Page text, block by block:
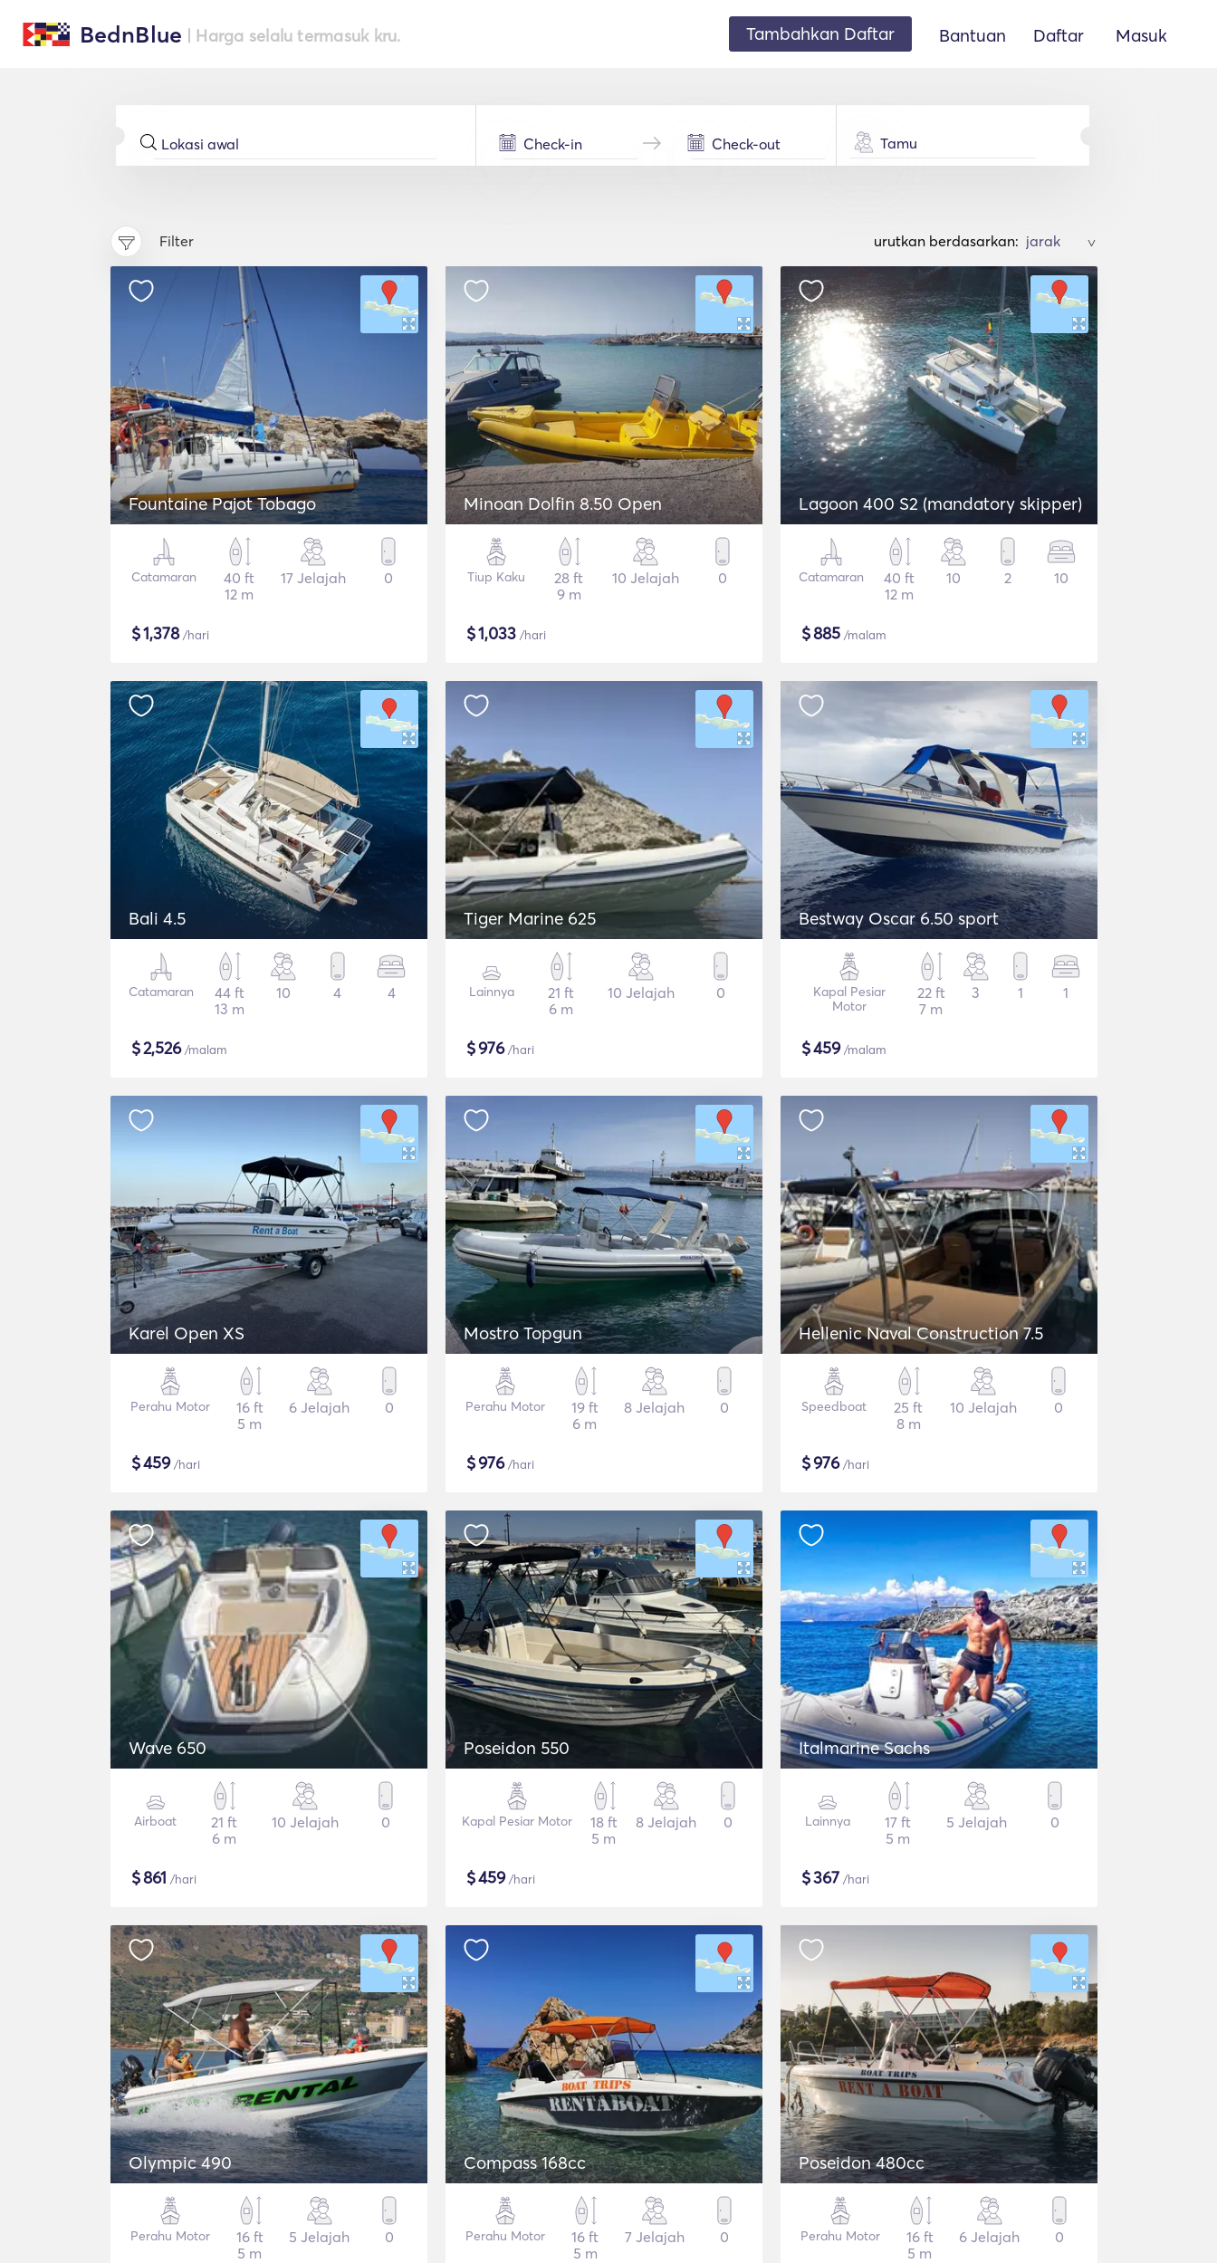
BednBlue | Harga selalu termasuk kru. Tambahkan Daftar Bantuan Daftar Masuk
Tamu
Filter urutkan berdasarkan: >
Fountaine Pajot Tobago
Catamaran
40 ft
12 m
17 Jelajah 0
$1,378/hari
Minoan Dolfin 8.50 Open
Tiup Kaku
28 ft
9 m
10 Jelajah 0
$1,033 /hari
Lagoon 400 S2 (mandatory skipper)
Catamaran
40 ft
12 m
10 2 10
$885 /malam
Bali 4.5
Catamaran
44 ft
13 m
10 4 4
$2,526/malam
Tiger Marine 625
Lainnya
21 ft
6 m
10 Jelajah 0
$976/hari
Bestway Oscar 6.50 sport
Kapal Pesiar
Motor
22 ft
7 m
3 1 1
$459/malam
Karel Open XS
Perahu Motor
16 ft
5 m
6 Jelajah 0
$459/hari
Mostro Topgun
Perahu Motor
19 ft
6 m
8 Jelajah 0
$976/hari
Hellenic Naval Construction 7.5
Speedboat
25 ft
8 m
10 Jelajah 0
$976/hari
Wave 650
Airboat
21 ft
6 m
10 Jelajah 0
$861 /hari
Poseidon 550
Kapal Pesiar Motor
18 ft
5 m
8 Jelajah 0
$459/hari
Italmarine Sachs
Lainnya
17 ft
5 m
5 Jelajah 0
$367 /hari
Olympic 490
Perahu Motor
16 ft
5 m
5 Jelajah 0
Compass 168cc
Perahu Motor
16 ft
5 m
7 Jelajah 0
Poseidon 480cc
Perahu Motor
16 ft
5 m
6 Jelajah 0